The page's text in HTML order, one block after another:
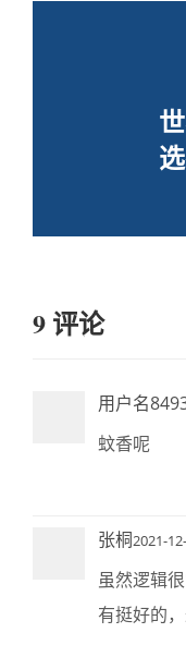
9 评论
用户名
蚊香呢
张桐2021-
虽然逻辑
有挺好的